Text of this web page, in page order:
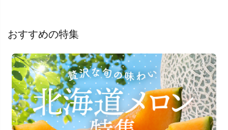
おすすめの特集